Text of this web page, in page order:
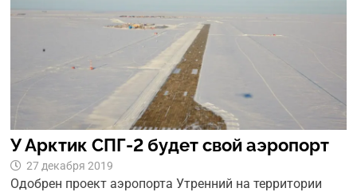
У Арктик СПГ-2 будет свой аэропорт
27 декабря 2019
Одобрен проект аэропорта Утренний на территории